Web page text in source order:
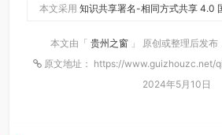
本文采用 知识共享署名-相同方式共享 4.0
本文由「 贵州之窗 」 原创或整理后发布
原文地址： https://www.guizhouzc.net/
2024年5月10日